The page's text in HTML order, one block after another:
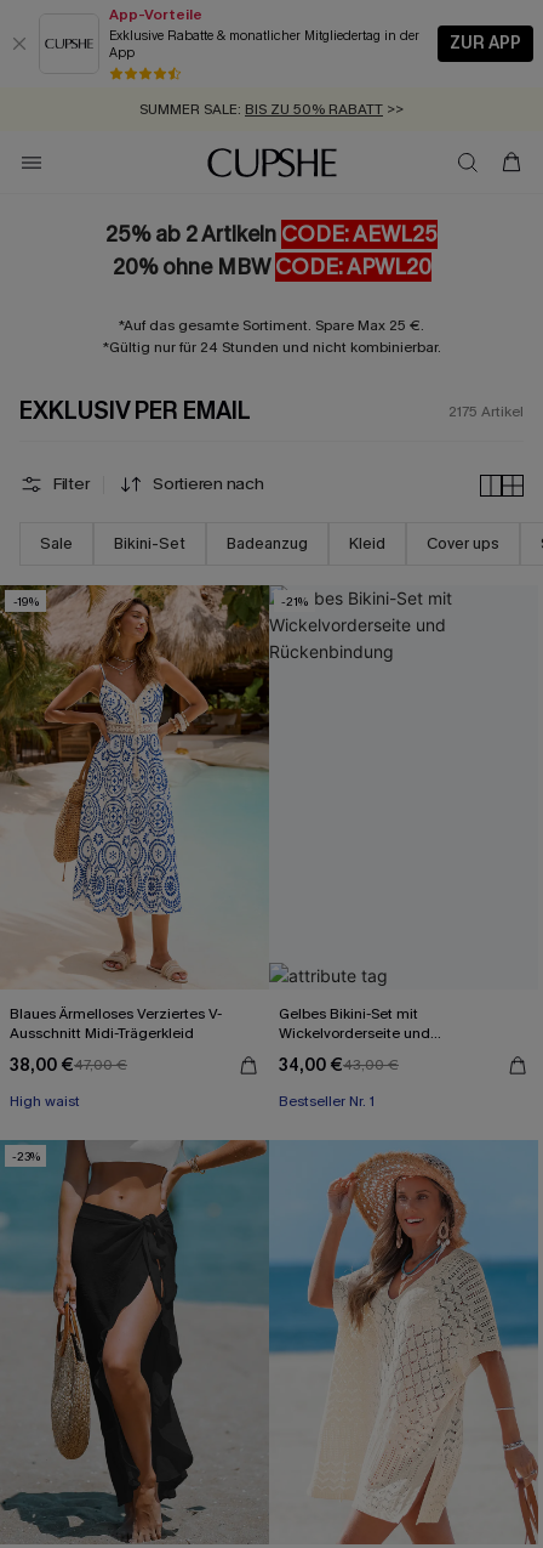
App-Vorteile
Exklusive Rabatte & monatlicher Mitgliedertag in der
App
ZUR APP
GRATIS MASSBAND MIT JEDEM SCHNELLVERSAND-ARTIKEL >>
SUMMER SALE:
ZUM NEWSLETTER:BIS ZU -20% EXTRA ERHALTEN
KOSTENLOSER VERSAND AB 89 €
25% ab 2 Artikeln CODE: AEWL25
20% ohne MBW CODE: APWL20
*Auf das gesamte Sortiment. Spare Max 25 €.
*Gültig nur für 24 Stunden und nicht kombinierbar.
EXKLUSIV PER EMAIL 2175 Artikel
Filter Sortieren nach
Sale Bikini-Set Badeanzug Kleid Cover ups
-19%
Blaues Ärmelloses Verziertes V-
Ausschnitt Midi-Trägerkleid
38,00 €47,00 €
High waist
-21%
Gelbes Bikini-Set mit
Wickelvorderseite und
34,00 €43,00 €
Bestseller Nr. 1
-23%